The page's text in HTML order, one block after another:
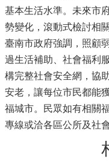
基本生活水準。未來市
勢變化，滾動式檢討相
臺南市政府強調，照顧
過生活補助、社會福利
構完整社會安全網，協
安老，讓每位市民都能
福城市。民眾如有相關
專線或洽各區公所及社